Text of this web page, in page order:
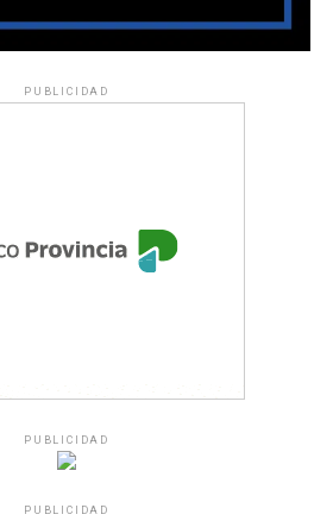
PUBLICIDAD
PUBLICIDAD
PUBLICIDAD